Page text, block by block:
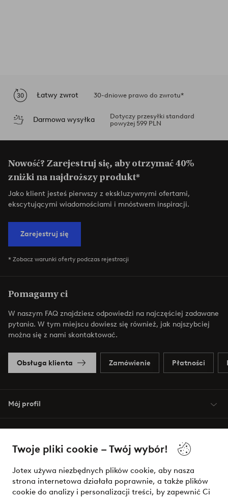
Twoje pliki cookie – Twój wybór!
Jotex używa niezbędnych plików cookie, aby nasza
strona internetowa działała poprawnie, a także plików
cookie do analizy i personalizacji treści, by zapewnić Ci
Łatwy zwrot 30-dniowe prawo do zwrotu*
Darmowa wysyłka
Dotyczy przesyłki standard
powyżej 599 PLN
Nowość? Zarejestruj się, aby otrzymać 40%
zniżki na najdroższy produkt*
Jako klient jesteś pierwszy z ekskluzywnymi ofertami,
ekscytującymi wiadomościami i mnóstwem inspiracji.
Zarejestruj się
* Zobacz warunki oferty podczas rejestracji
Pomagamy ci
W naszym FAQ znajdziesz odpowiedzi na najczęściej zadawane
pytania. W tym miejscu dowiesz się również, jak najszybciej
można się z nami skontaktować.
Obsługa klienta Zamówienie Płatności
Mój profil
Warunki